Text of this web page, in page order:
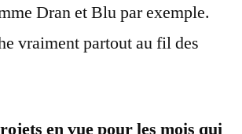
Dran et Blu par exemple.
vraiment partout au fil des
en vue pour les mois qui